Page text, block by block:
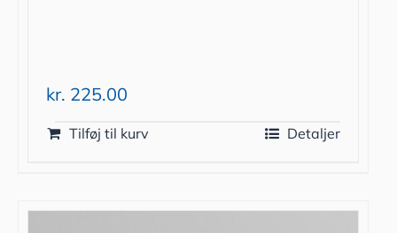
kr. 225.00
Tilføj til kurv Detaljer